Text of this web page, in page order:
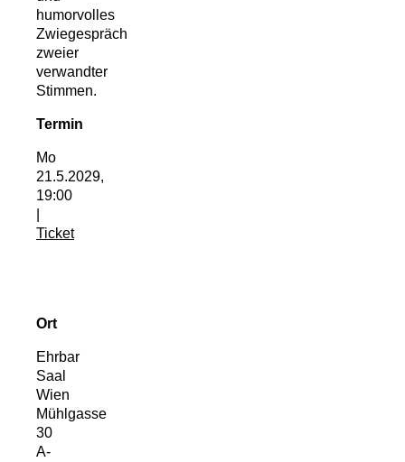
humorvolles
Zwiegespräch
zweier
verwandter
Stimmen.
Termin
Mo
21.5.2029,
19:00
Ticket
Ort
Ehrbar
Saal
Wien
Mühlgasse
30
A-